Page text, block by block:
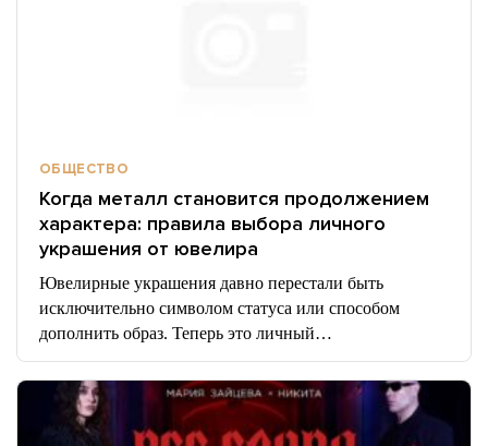
ОБЩЕСТВО
Когда металл становится продолжением
характера: правила выбора личного
украшения от ювелира
Ювелирные украшения давно перестали быть
исключительно символом статуса или способом
дополнить образ. Теперь это личный…